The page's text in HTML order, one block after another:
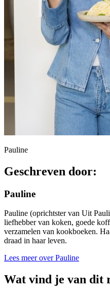
Pauline
Geschreven door:
Pauline
Pauline (oprichtster van Uit
liefhebber van koken, goede
verzamelen van kookboeken.
draad in haar leven.
Lees meer over Pauline
Wat vind je van dit